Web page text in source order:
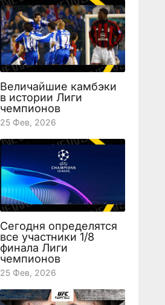
Величайшие камбэки
в истории Лиги
чемпионов
25 Фев, 2026
Сегодня определятся
все участники 1/8
финала Лиги
чемпионов
25 Фев, 2026